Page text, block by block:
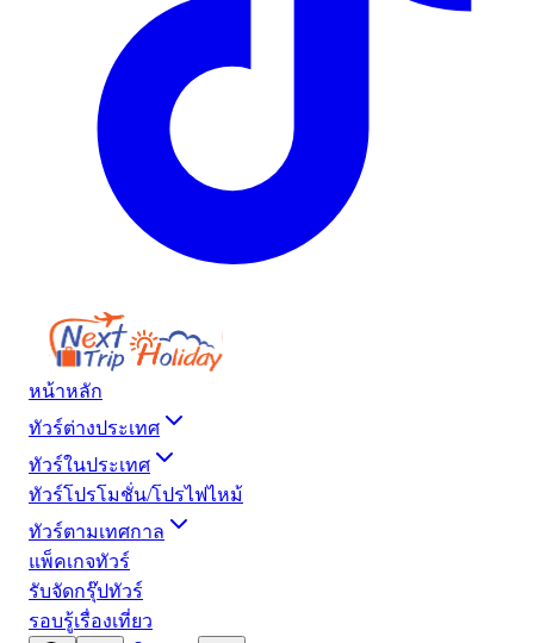
หน้าหลัก
ทัวร์ต่างประเทศ
ทัวร์ในประเทศ
ทัวร์โปรโมชั่น/โปรไฟไหม้
ทัวร์ตามเทศกาล
แพ็คเกจทัวร์
รับจัดกรุ๊ปทัวร์
รอบรู้เรื่องเที่ยว